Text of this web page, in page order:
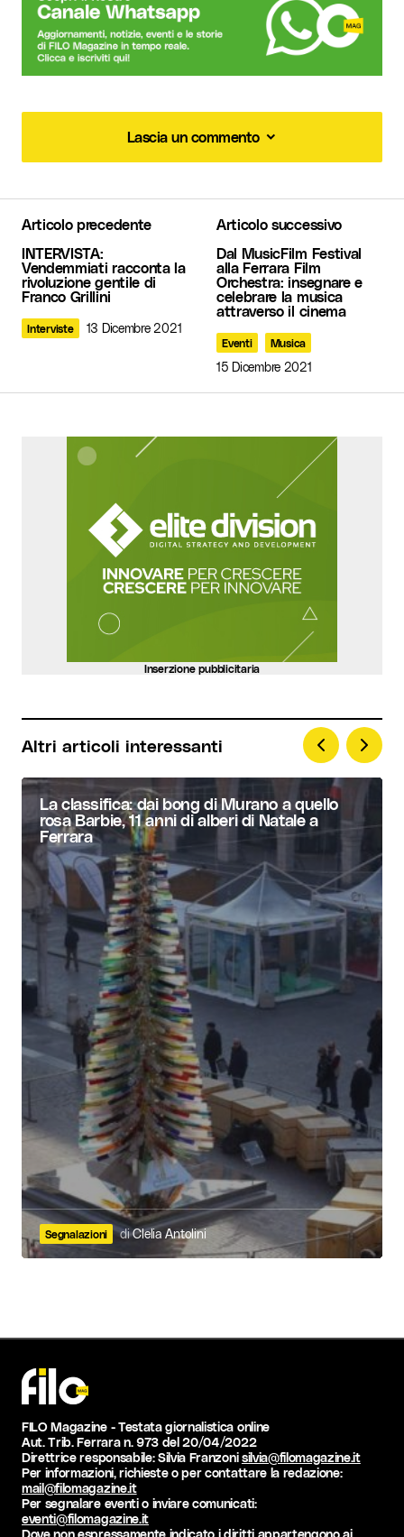
Lascia un commento
Il tuo indirizzo email non sarà pubblicato.
campi obbligatori sono contrassegnati *
Commento
Invia commento
Articolo precedente
INTERVISTA:
Vendemmiati racconta la
rivoluzione gentile di
Franco Grillini
Interviste 13 Dicembre 2021
Articolo successivo
Dal MusicFilm Festival
alla Ferrara Film
Orchestra: insegnare e
celebrare la musica
attraverso il cinema
Eventi Musica
15 Dicembre 2021
Inserzione pubblicitaria
Altri articoli interessanti
La classifica: dai bong di Murano a quello
rosa Barbie, 11 anni di alberi di Natale a
Ferrara
Segnalazioni di Clelia Antolini
FILO Magazine - Testata giornalistica online
Aut. Trib. Ferrara n. 973 del 20/04/2022
Direttrice responsabile: Silvia Franzonisilvia@filomagazine.it
Per informazioni, richieste o per contattare la redazione:
mail@filomagazine.it
Per segnalare eventi o inviare comunicati:
eventi@filomagazine.it